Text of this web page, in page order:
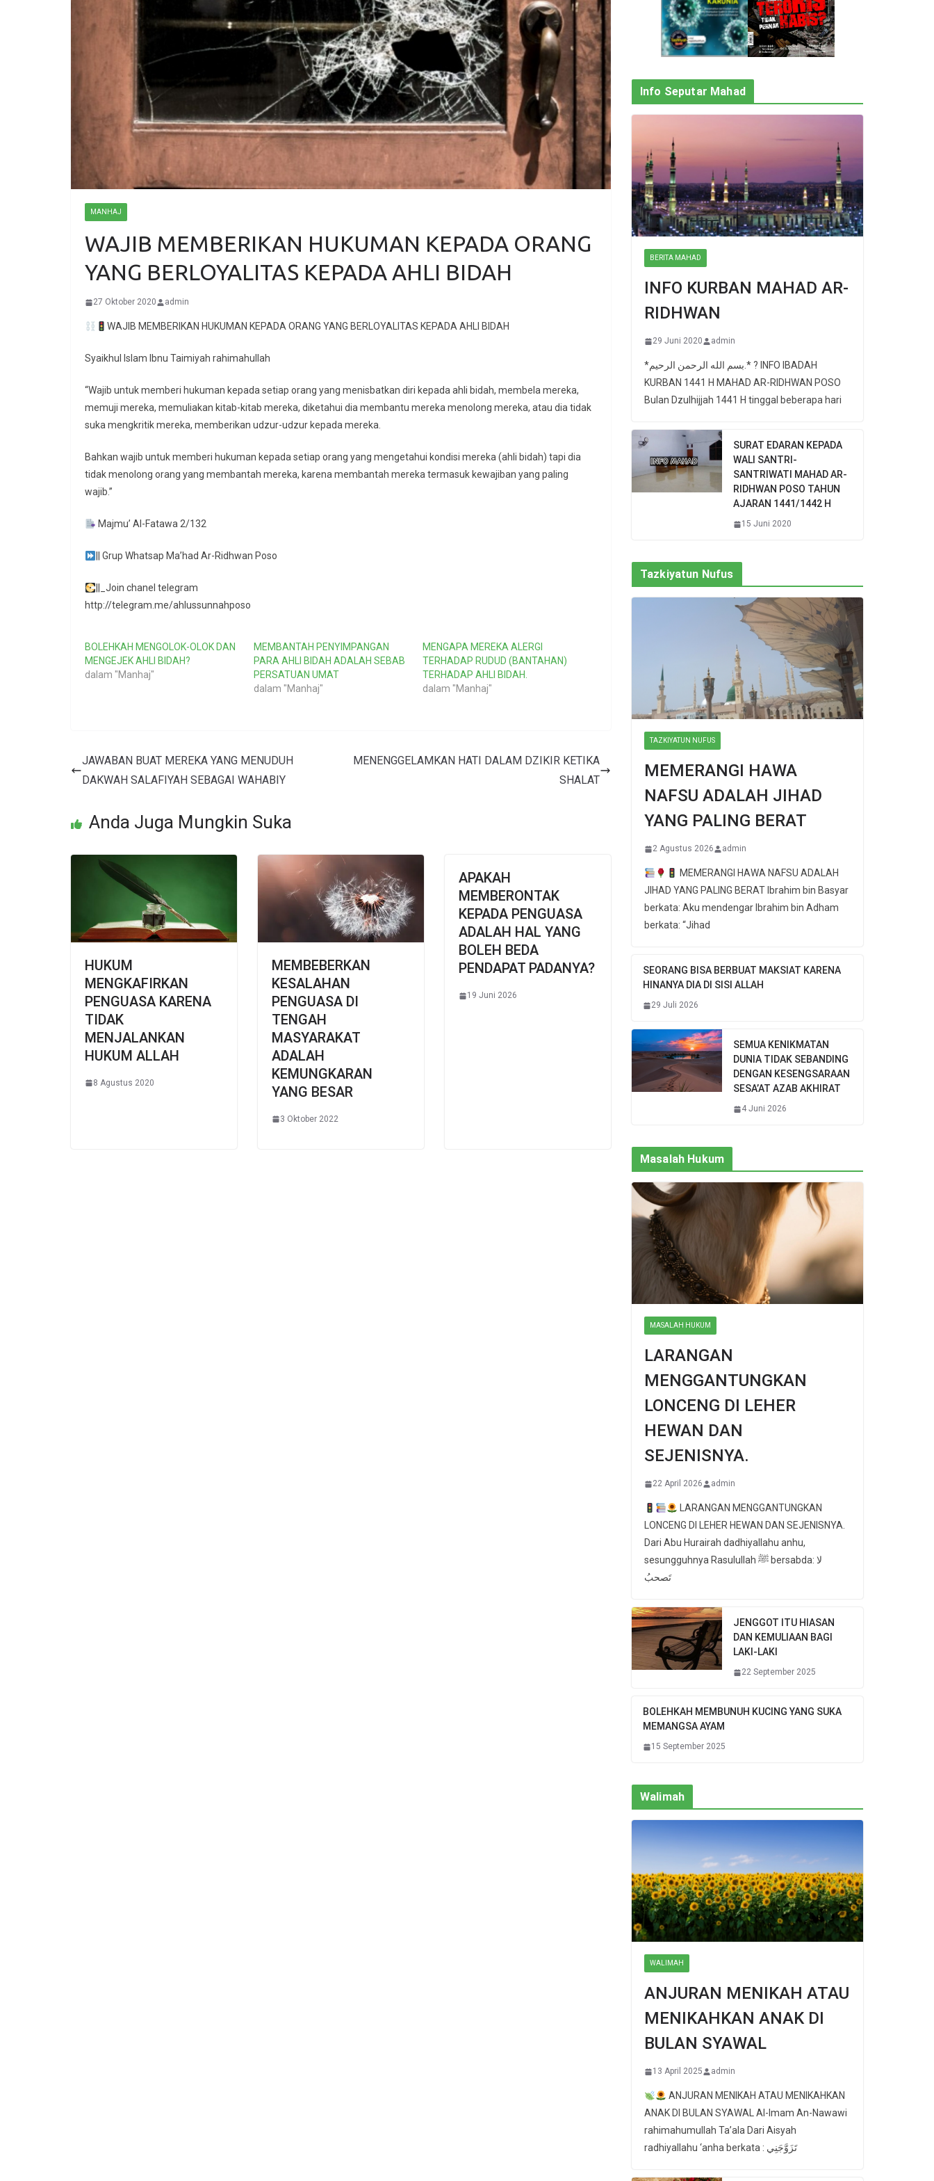
MANHAJ
WAJIB MEMBERIKAN HUKUMAN KEPADA ORANG
YANG BERLOYALITAS KEPADA AHLI BIDAH
27 Oktober 2020 admin
WAJIB MEMBERIKAN HUKUMAN KEPADA ORANG YANG BERLOYALITAS KEPADA AHLI BIDAH
Syaikhul Islam Ibnu Taimiyah rahimahullah
“Wajib untuk memberi hukuman kepada setiap orang yang menisbatkan diri kepada ahli bidah, membela mereka,
memuji mereka, memuliakan kitab-kitab mereka, diketahui dia membantu mereka menolong mereka, atau dia tidak
suka mengkritik mereka, memberikan udzur-udzur kepada mereka.
Bahkan wajib untuk memberi hukuman kepada setiap orang yang mengetahui kondisi mereka (ahli bidah) tapi dia
tidak menolong orang yang membantah mereka, karena membantah mereka termasuk kewajiban yang paling
wajib.”
Majmu’ Al-Fatawa 2/132
|| Grup Whatsap Ma’had Ar-Ridhwan Poso
||_Join chanel telegram
http://telegram.me/ahlussunnahposo
BOLEHKAH MENGOLOK-OLOK DAN
MENGEJEK AHLI BIDAH?
dalam "Manhaj"
MEMBANTAH PENYIMPANGAN
PARA AHLI BIDAH ADALAH SEBAB
PERSATUAN UMAT
dalam "Manhaj"
MENGAPA MEREKA ALERGI
TERHADAP RUDUD (BANTAHAN)
TERHADAP AHLI BIDAH.
dalam "Manhaj"
JAWABAN BUAT MEREKA YANG MENUDUH
DAKWAH SALAFIYAH SEBAGAI WAHABIY
MENENGGELAMKAN HATI DALAM DZIKIR KETIKA
SHALAT
Anda Juga Mungkin Suka
HUKUM
MENGKAFIRKAN
PENGUASA KARENA
TIDAK
MENJALANKAN
HUKUM ALLAH
8 Agustus 2020
MEMBEBERKAN
KESALAHAN
PENGUASA DI
TENGAH
MASYARAKAT
ADALAH
KEMUNGKARAN
YANG BESAR
3 Oktober 2022
APAKAH
MEMBERONTAK
KEPADA PENGUASA
ADALAH HAL YANG
BOLEH BEDA
PENDAPAT PADANYA?
19 Juni 2026
Info Seputar Mahad
BERITA MAHAD
INFO KURBAN MAHAD AR-
RIDHWAN
29 Juni 2020 admin
*بسم الله الرحمن الرحيم.* ? INFO IBADAH
KURBAN 1441 H MAHAD AR-RIDHWAN POSO
Bulan Dzulhijjah 1441 H tinggal beberapa hari
SURAT EDARAN KEPADA
WALI SANTRI-
SANTRIWATI MAHAD AR-
RIDHWAN POSO TAHUN
AJARAN 1441/1442 H
15 Juni 2020
Tazkiyatun Nufus
TAZKIYATUN NUFUS
MEMERANGI HAWA
NAFSU ADALAH JIHAD
YANG PALING BERAT
2 Agustus 2026 admin
MEMERANGI HAWA NAFSU ADALAH
JIHAD YANG PALING BERAT Ibrahim bin Basyar
berkata: Aku mendengar Ibrahim bin Adham
berkata: “Jihad
SEORANG BISA BERBUAT MAKSIAT KARENA
HINANYA DIA DI SISI ALLAH
29 Juli 2026
SEMUA KENIKMATAN
DUNIA TIDAK SEBANDING
DENGAN KESENGSARAAN
SESA’AT AZAB AKHIRAT
4 Juni 2026
Masalah Hukum
MASALAH HUKUM
LARANGAN
MENGGANTUNGKAN
LONCENG DI LEHER
HEWAN DAN
SEJENISNYA.
22 April 2026 admin
LARANGAN MENGGANTUNGKAN
LONCENG DI LEHER HEWAN DAN SEJENISNYA.
Dari Abu Hurairah dadhiyallahu anhu,
sesungguhnya Rasulullah ﷺ bersabda: لا
تَصحبُ
JENGGOT ITU HIASAN
DAN KEMULIAAN BAGI
LAKI-LAKI
22 September 2025
BOLEHKAH MEMBUNUH KUCING YANG SUKA
MEMANGSA AYAM
15 September 2025
Walimah
WALIMAH
ANJURAN MENIKAH ATAU
MENIKAHKAN ANAK DI
BULAN SYAWAL
13 April 2025 admin
ANJURAN MENIKAH ATAU MENIKAHKAN
ANAK DI BULAN SYAWAL Al-Imam An-Nawawi
rahimahumullah Ta’ala Dari Aisyah
radhiyallahu ‘anha berkata : تَزَوَّجَنِي